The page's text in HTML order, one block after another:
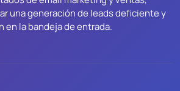
una generación de leads deficiente y
en la bandeja de entrada.